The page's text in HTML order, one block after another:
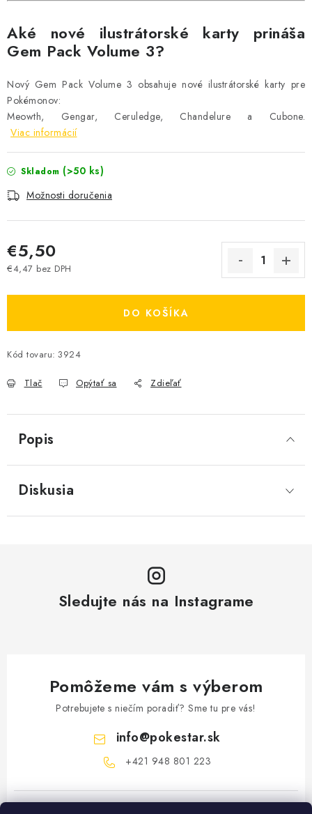
Aké nové ilustrátorské karty prináša
Gem Pack Volume 3?
Nový Gem Pack Volume 3 obsahuje nové ilustrátorské karty pre
Pokémonov:
Meowth, Gengar, Ceruledge, Chandelure a Cubone.
Viac informácií
Skladom (>50 ks)
Možnosti doručenia
€5,50
€4,47 bez DPH
DO KOŠÍKA
Kód tovaru: 3924
Tlač Opýtať sa Zdieľať
Popis
Diskusia
Sledujte nás na Instagrame
Pomôžeme vám s výberom
Potrebujete s niečím poradiť? Sme tu pre vás!
info@pokestar.sk
‪+421 948 801 223